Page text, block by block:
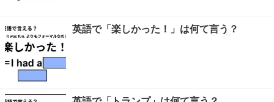
英語で「楽しかった！」は何て言う？